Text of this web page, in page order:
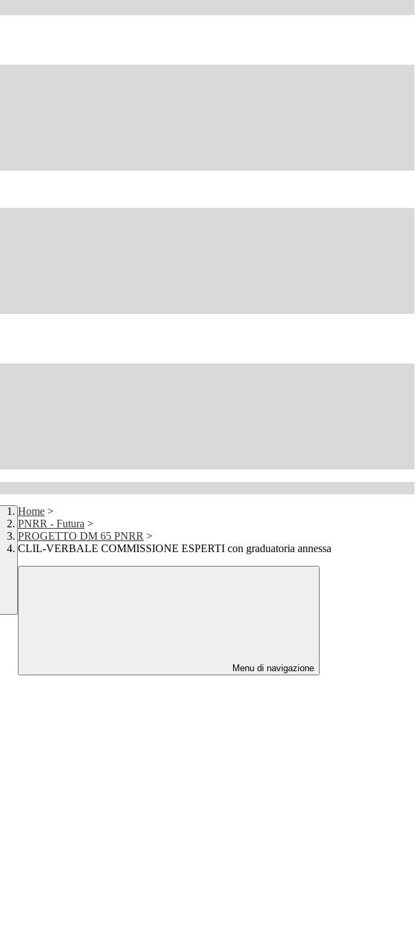
Home >
PNRR - Futura >
PROGETTO DM 65 PNRR >
CLIL-VERBALE COMMISSIONE ESPERTI con graduatoria annessa
Menu di navigazione